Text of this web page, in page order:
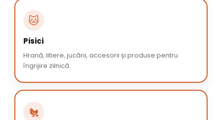
🐱
Pisici
Hrană, litiere, jucării, accesorii și produse pentru
îngrijire zilnică.
🐔